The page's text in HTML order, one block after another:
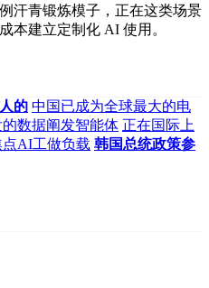
汗青锻炼模子，正在这类场景
本建立定制化 AI 使用。
的 中国已成为全球最大的电
数据阐发智能体 正在国际上
点AI工做负载 韩国总统政策参